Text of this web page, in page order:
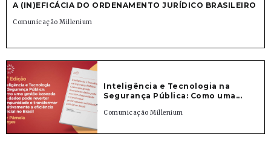
A (IN)EFICÁCIA DO ORDENAMENTO JURÍDICO BRASILEIRO
Comunicação Millenium
Inteligência e Tecnologia na
Segurança Pública: Como uma...
Comunicação Millenium